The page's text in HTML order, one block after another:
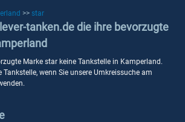
>> star
tanken.de die ihre bevorzugte
Marke star keine Tankstelle in Kamperland.
wenn Sie unsere Umkreissuche am